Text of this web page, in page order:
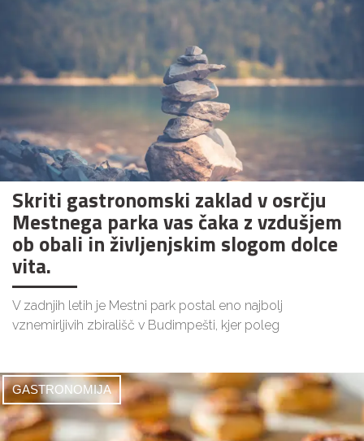
Skriti gastronomski zaklad v osrčju
Mestnega parka vas čaka z vzdušjem
ob obali in življenjskim slogom dolce
vita.
V zadnjih letih je Mestni park postal eno najbolj
vznemirljivih zbirališč v Budimpešti, kjer poleg
GASTRONOMIJA